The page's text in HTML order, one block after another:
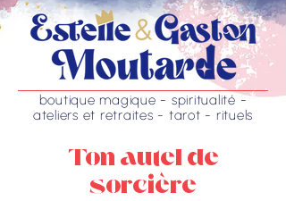
boutique magique - spiritualité -
ateliers et retraites - tarot - rituels
Ton autel de
sorcière